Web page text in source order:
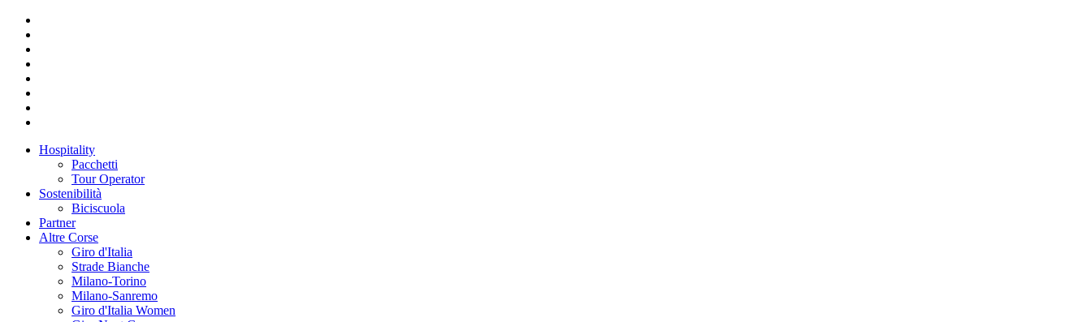
Hospitality
Pacchetti
Tour Operator
Sostenibilità
Biciscuola
Partner
Altre Corse
Giro d'Italia
Strade Bianche
Milano-Torino
Milano-Sanremo
Giro d'Italia Women